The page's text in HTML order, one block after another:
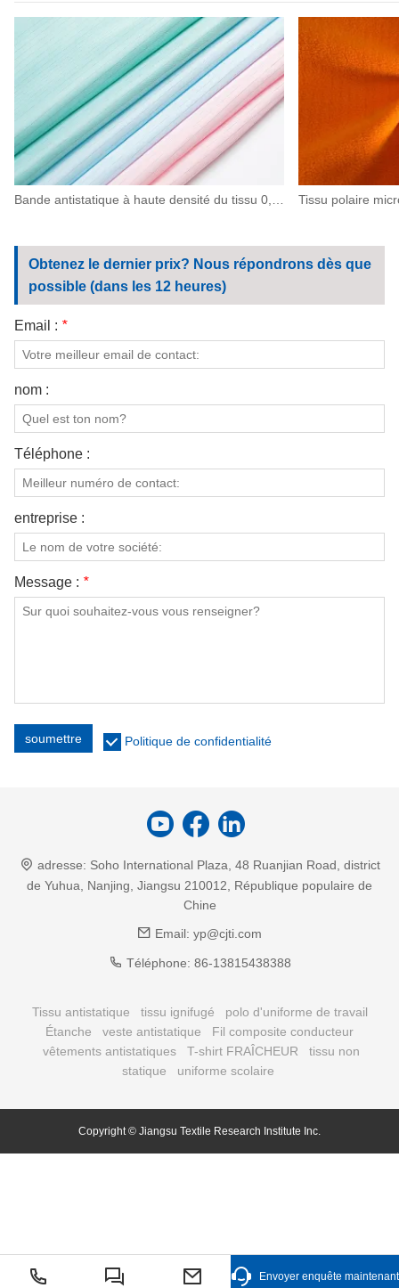
Bande antistatique à haute densité du tissu 0,5 de polyester ESD pour des machines, électronique
Obtenez le dernier prix? Nous répondrons dès que
possible (dans les 12 heures)
Email : *
nom :
Téléphone :
entreprise :
Message : *
soumettre Politique de confidentialité
adresse: Soho International Plaza, 48 Ruanjian Road, district
de Yuhua, Nanjing, Jiangsu 210012, République populaire de
Chine
Email: yp@cjti.com
Téléphone: 86-13815438388
Tissu antistatique tissu ignifugé
polo d'uniforme de travail
Étanche
veste antistatique
Fil composite conducteur
vêtements antistatiques
T-shirt FRAÎCHEUR
tissu non
statique
uniforme scolaire
Copyright © Jiangsu Textile Research Institute Inc.
Envoyer enquête maintenant